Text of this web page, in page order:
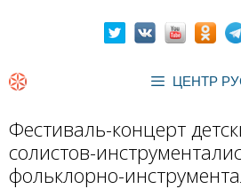
ЦЕНТР
Фестиваль-концерт
солистов-
фольклорно-